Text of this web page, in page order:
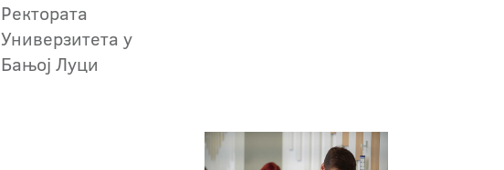
Ректората
Универзитета у
Бањој Луци